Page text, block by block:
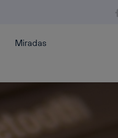
Miradas